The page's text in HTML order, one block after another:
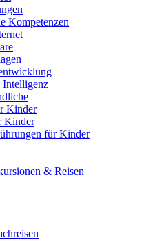
Kompetenzen
Kinder
Kinder
für Kinder
& Reisen